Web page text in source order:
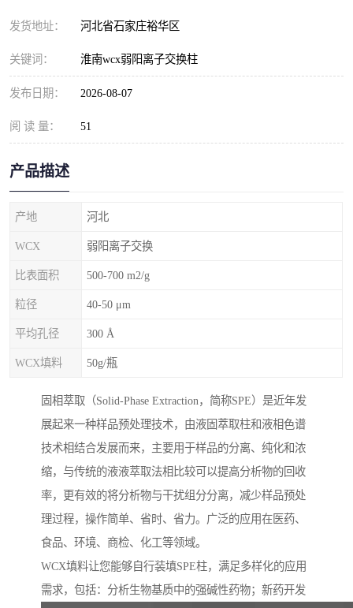
发货地址： 河北省石家庄裕华区
关键词： 淮南wcx弱阳离子交换柱
发布日期： 2026-08-07
阅 读 量： 51
产品描述
产地 河北
WCX 弱阳离子交换
比表面积 500-700 m2/g
粒径 40-50 μm
平均孔径 300 Å
WCX填料 50g/瓶
固相萃取（Solid-Phase Extraction，简称SPE）是近年发
展起来一种样品预处理技术，由液固萃取柱和液相色谱
技术相结合发展而来，主要用于样品的分离、纯化和浓
缩，与传统的液液萃取法相比较可以提高分析物的回收
率，更有效的将分析物与干扰组分分离，减少样品预处
理过程，操作简单、省时、省力。广泛的应用在医药、
食品、环境、商检、化工等领域。
WCX填料让您能够自行装填SPE柱，满足多样化的应用
需求，包括：分析生物基质中的强碱性药物；新药开发